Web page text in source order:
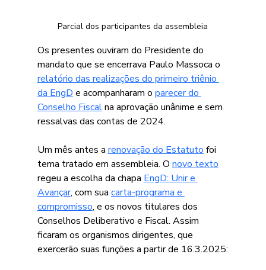
Parcial dos participantes da assembleia
Os presentes ouviram do Presidente do
mandato que se encerrava Paulo Massoca o
relatório das realizações do primeiro triênio
da EngD e acompanharam o parecer do
Conselho Fiscal na aprovação unânime e sem
ressalvas das contas de 2024.
Um mês antes a renovação do Estatuto foi
tema tratado em assembleia. O novo texto
regeu a escolha da chapa EngD: Unir e
Avançar, com sua carta-programa e
compromisso, e os novos titulares dos
Conselhos Deliberativo e Fiscal. Assim
ficaram os organismos dirigentes, que
exercerão suas funções a partir de 16.3.2025: